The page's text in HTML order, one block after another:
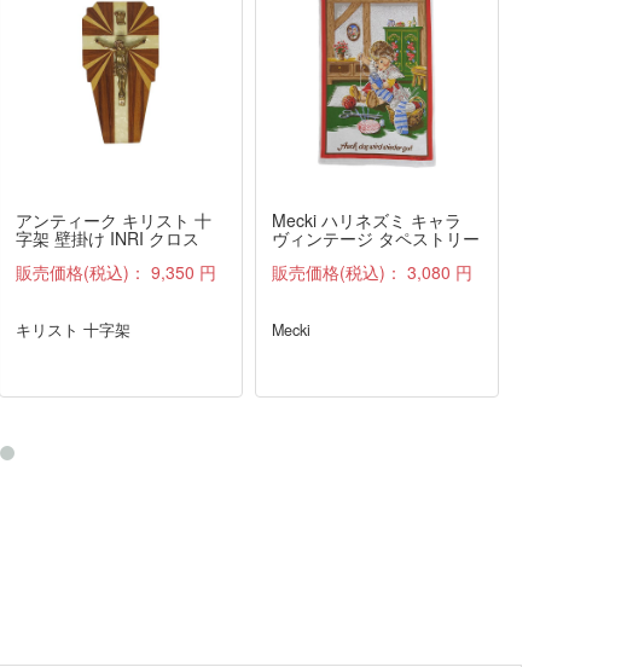
アンティーク キリスト 十
字架 壁掛け INRI クロス
販売価格(税込)： 9,350 円
キリスト 十字架
Mecki ハリネズミ キャラ
ヴィンテージ タペストリー
ティーク
販売価格(税込)： 3,080 円
Mecki